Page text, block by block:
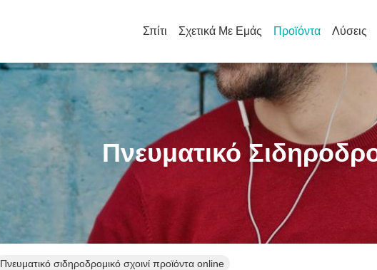
Σπίτι Σχετικά Με Εμάς Προϊόντα Λύσεις
Πνευματικό
Πνευματικό σιδηροδρομικό σχοινί προϊόντα online